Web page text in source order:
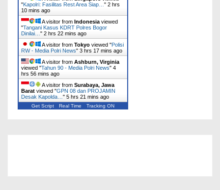
"Kapolri: Fasilitas Rest Area Siap… " 2 hrs
10 mins ago
A visitor from Indonesia viewed
"Tangani Kasus KDRT Polres Bogor
Dinilai… " 2 hrs 22 mins ago
A visitor from Tokyo viewed "Polisi
RW - Media Polri News" 3 hrs 17 mins ago
A visitor from Ashburn, Virginia
viewed "Tahun 90 - Media Polri News" 4
hrs 56 mins ago
A visitor from Surabaya, Jawa
Barat viewed "GPN 08 dan PROJAMIN
Desak Kapolda… " 5 hrs 21 mins ago
Get Script Real Time Tracking ON